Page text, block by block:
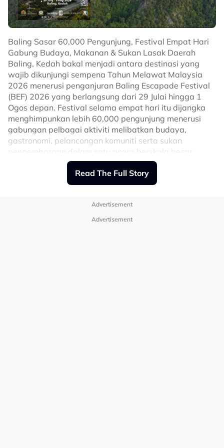
Hasil perkahwinan itu, mereka dikurniakan tiga orang
cahaya mata iaitu Safa Safeera, Sara Sajedda dan
Untuk info, Syafiq Azim merupakan anak kepada Iron
Lady Malaysia, Allahyarham Datuk Dr Maznah Hamid.
Related Topics
#Syida Melvin #cerai
kehidupan.
“Pada akhirnya, apabila kita sudah tiada, apa yang
buat mereka rasa, itulah yang penting.
“Pandangan orang lain tidak lagi bermakna, cheeers
untuk kita semua yang selalu berusaha, love you,”
coretnya.
Related Topics
#Cakra Khan #Indonesia
Baling Sasar 60,000 Pengunjung, Festival Empat Hari
Gabung Budaya, Makanan & Sukan Lasak Daerah
Baling, Kedah bakal menjadi antara destinasi yang
wajib dikunjungi sempena Tahun Melawat Malaysia
2026 menerusi penganjuran Baling Escapade Festival
(BEF) 2026 yang berlangsung dari 29 Julai hingga 1
Ogos depan. Festival selama empat hari itu dijangka
menghimpunkan lebih 60,000 pengunjung menerusi
gabungan pelbagai aktiviti melibatkan budaya,
gastronomi, pelancongan komuniti serta sukan
pengembaraan dalam satu acara berskala besar.
Mengangkat tema Escape. Explore. Experience Baling,
festival berkenaan bertujuan memperkenalkan
keunikan Baling yang terkenal dengan panorama
warisan budaya yang kaya kepada lebih ramai
pelancong tempatan dan antarabangsa. Antara
Read The Full Story
Advertisement
Advertisement